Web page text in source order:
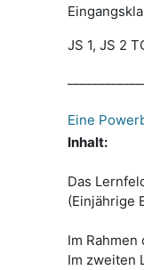
JS 1, JS 2
Eine
Inhalt:
Das
(Einjährige
Im
Im zweiten